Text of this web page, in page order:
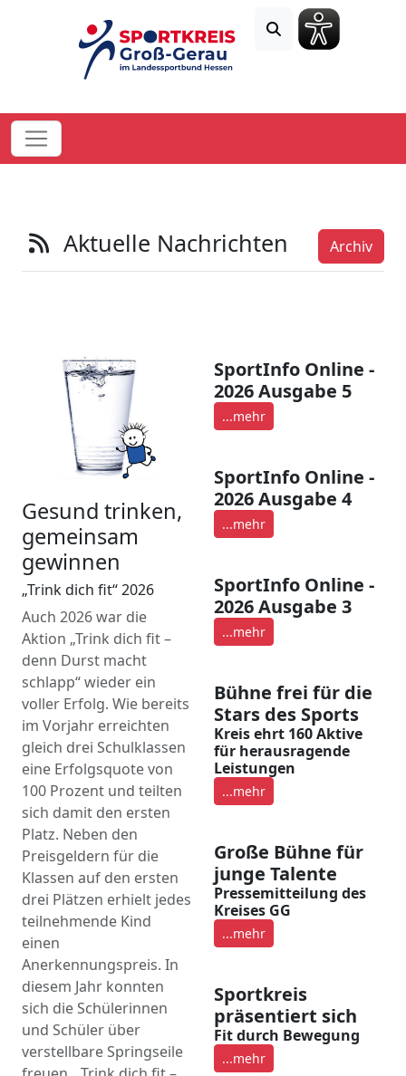
Archiv
Aktuelle Nachrichten
Gesund trinken,
gemeinsam
gewinnen
„Trink dich fit“ 2026
Auch 2026 war die
Aktion „Trink dich fit –
denn Durst macht
schlapp“ wieder ein
voller Erfolg. Wie bereits
im Vorjahr erreichten
gleich drei Schulklassen
eine Erfolgsquote von
100 Prozent und teilten
sich damit den ersten
Platz. Neben den
Preisgeldern für die
Klassen auf den ersten
drei Plätzen erhielt jedes
teilnehmende Kind
einen
Anerkennungspreis. In
diesem Jahr konnten
sich die Schülerinnen
und Schüler über
verstellbare Springseile
SportInfo Online -
2026 Ausgabe 5
...mehr
SportInfo Online -
2026 Ausgabe 4
...mehr
SportInfo Online -
2026 Ausgabe 3
...mehr
Bühne frei für die
Stars des Sports
Kreis ehrt 160 Aktive
für herausragende
Leistungen
...mehr
Große Bühne für
junge Talente
Pressemitteilung des
Kreises GG
...mehr
Sportkreis
präsentiert sich
Fit durch Bewegung
...mehr